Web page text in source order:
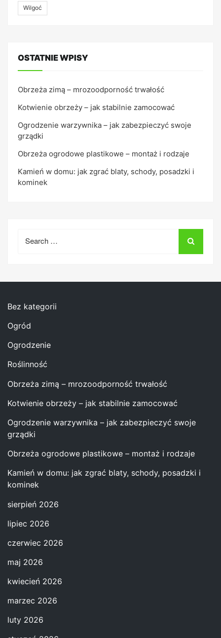
Wilgoć
OSTATNIE WPISY
Obrzeża zimą – mrozoodporność trwałość
Kotwienie obrzeży – jak stabilnie zamocować
Ogrodzenie warzywnika – jak zabezpieczyć swoje
grządki
Obrzeża ogrodowe plastikowe – montaż i rodzaje
Kamień w domu: jak zgrać blaty, schody, posadzki i
kominek
for:
Bez kategorii
Ogród
Ogrodzenie
Roślinność
Obrzeża zimą – mrozoodporność trwałość
Kotwienie obrzeży – jak stabilnie zamocować
Ogrodzenie warzywnika – jak zabezpieczyć swoje
grządki
Obrzeża ogrodowe plastikowe – montaż i rodzaje
Kamień w domu: jak zgrać blaty, schody, posadzki i
kominek
sierpień 2026
lipiec 2026
czerwiec 2026
maj 2026
kwiecień 2026
marzec 2026
luty 2026